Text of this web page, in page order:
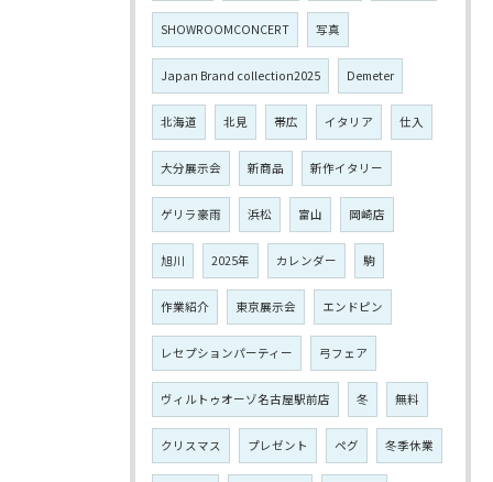
SHOWROOMCONCERT 写真
Japan Brand collection2025 Demeter
北海道 北見 帯広 イタリア 仕入
大分展示会 新商品 新作イタリー
ゲリラ豪雨 浜松 富山 岡崎店
旭川 2025年 カレンダー 駒
作業紹介 東京展示会 エンドピン
レセプションパーティー 弓フェア
ヴィルトゥオーゾ名古屋駅前店 冬 無料
クリスマス プレゼント ペグ 冬季休業